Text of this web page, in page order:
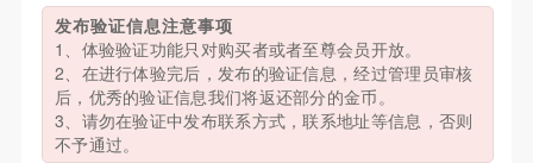
发布验证信息注意事项
1、体验验证功能只对购买者或者至尊会员开放。
2、在进行体验完后，发布的验证信息，经过管理员审核
后，优秀的验证信息我们将返还部分的金币。
3、请勿在验证中发布联系方式，联系地址等信息，否则
不予通过。